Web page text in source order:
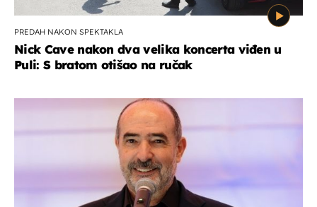
PREDAH NAKON SPEKTAKLA
Nick Cave nakon dva velika koncerta viđen u
Puli: S bratom otišao na ručak